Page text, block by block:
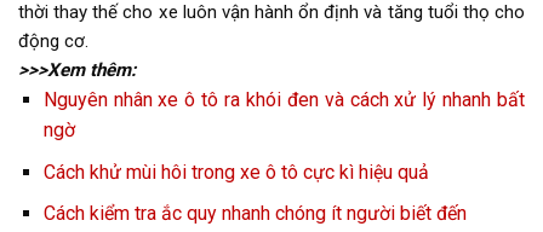
thời thay thế cho xe luôn vận hành ổn định và tăng tuổi thọ cho
động cơ.
>>>Xem thêm:
Nguyên nhân xe ô tô ra khói đen và cách xử lý nhanh bất
ngờ
Cách khử mùi hôi trong xe ô tô cực kì hiệu quả
Cách kiểm tra ắc quy nhanh chóng ít người biết đến